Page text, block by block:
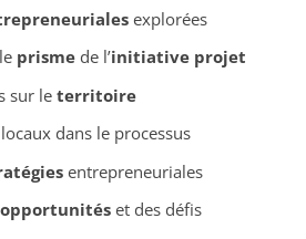
explorées
prismede l’initiative projet
sur le territoire
dans le processus
entrepreneuriales
opportunitéset des défis